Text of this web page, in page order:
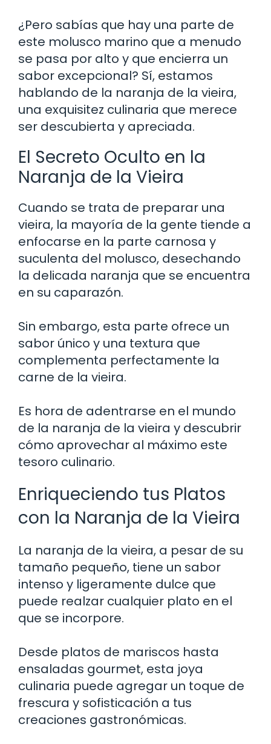
¿Pero sabías que hay una parte de
este molusco marino que a menudo
se pasa por alto y que encierra un
sabor excepcional? Sí, estamos
hablando de la naranja de la vieira,
una exquisitez culinaria que merece
ser descubierta y apreciada.
El Secreto Oculto en la
Naranja de la Vieira
Cuando se trata de preparar una
vieira, la mayoría de la gente tiende a
enfocarse en la parte carnosa y
suculenta del molusco, desechando
la delicada naranja que se encuentra
en su caparazón.
Sin embargo, esta parte ofrece un
sabor único y una textura que
complementa perfectamente la
carne de la vieira.
Es hora de adentrarse en el mundo
de la naranja de la vieira y descubrir
cómo aprovechar al máximo este
tesoro culinario.
Enriqueciendo tus Platos
con la Naranja de la Vieira
La naranja de la vieira, a pesar de su
tamaño pequeño, tiene un sabor
intenso y ligeramente dulce que
puede realzar cualquier plato en el
que se incorpore.
Desde platos de mariscos hasta
ensaladas gourmet, esta joya
culinaria puede agregar un toque de
frescura y sofisticación a tus
creaciones gastronómicas.